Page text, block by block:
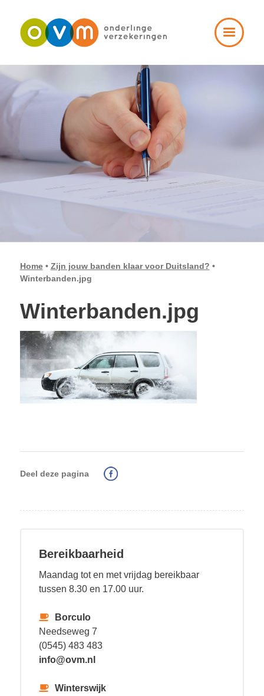
Home• Zijn jouw banden klaar voor Duitsland? •
Winterbanden.jpg
Winterbanden.jpg
Deel deze pagina
Bereikbaarheid
Maandag tot en met vrijdag bereikbaar
tussen 8.30 en 17.00 uur.
Borculo
Needseweg 7
(0545) 483 483
info@ovm.nl
Winterswijk